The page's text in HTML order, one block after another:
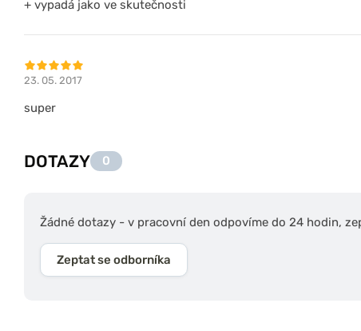
+ vypadá jako ve skutečnosti
23. 05. 2017
super
DOTAZY 0
Žádné dotazy - v pracovní den odpovíme do 24 hodin,
Zeptat se odborníka